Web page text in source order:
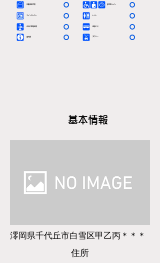
定期券発売所 多目的トイレ
〇
〇
コインロッカー トイレ
〇 〇
お忘れ物取扱所 〇
案内所 〇 タクシー 〇
路線バス 〇
基本情報
澪岡県千代丘市白雪区甲乙丙＊＊＊
​住所